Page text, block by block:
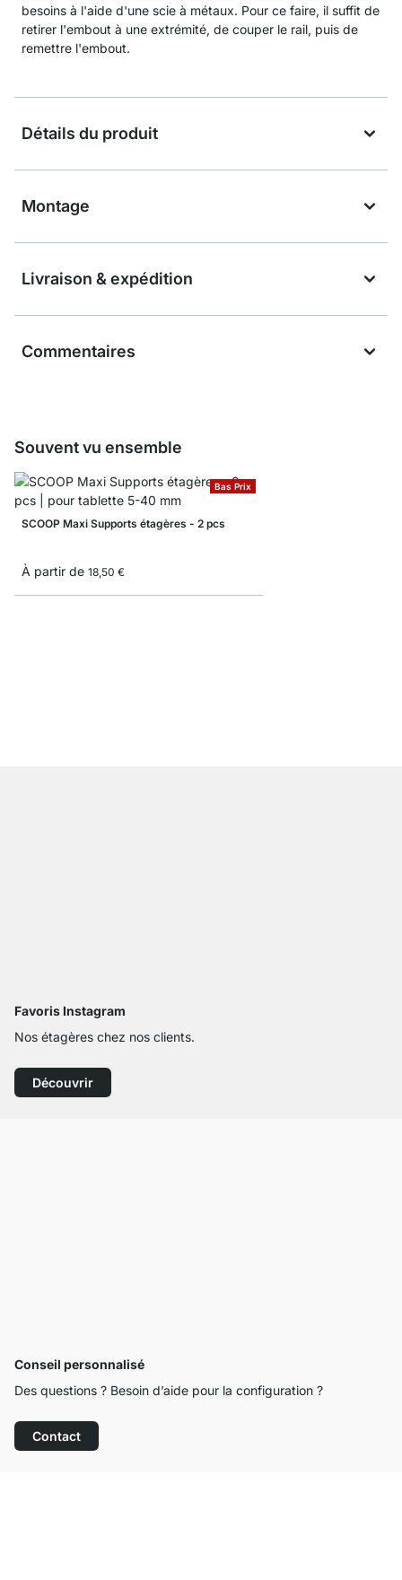
besoins à l'aide d'une scie à métaux. Pour ce faire, il suffit de
retirer l'embout à une extrémité, de couper le rail, puis de
remettre l'embout.
Détails du produit
Montage
Livraison & expédition
Commentaires
Souvent vu ensemble
Bas Prix
SCOOP Maxi Supports étagères - 2 pcs
À partir de 18,50 €
Favoris Instagram
Nos étagères chez nos clients.
Découvrir
Conseil personnalisé
Des questions ? Besoin d’aide pour la configuration ?
Contact